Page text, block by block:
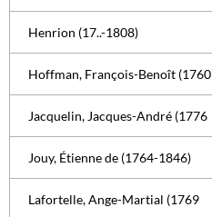
Henrion (17..-1808)
Hoffman, François-Benoît (1760
Jacquelin, Jacques-André (1776
Jouy, Étienne de (1764-1846)
Lafortelle, Ange-Martial (1769